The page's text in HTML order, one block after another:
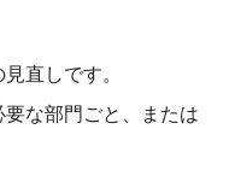
直しです。
な部門ごと、または